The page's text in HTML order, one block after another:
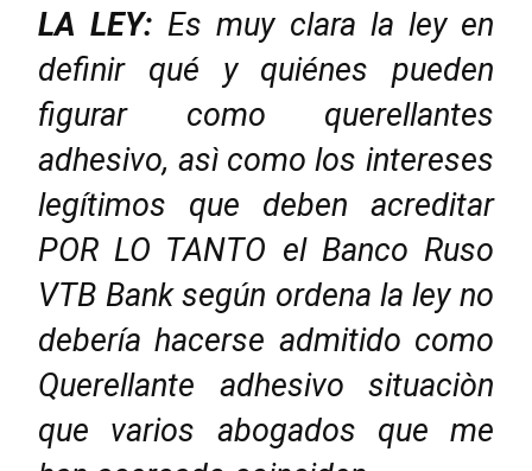
LA LEY: Es muy clara la ley en
definir qué y quiénes pueden
figurar como querellantes
adhesivo, asì como los intereses
legítimos que deben acreditar
POR LO TANTO el Banco Ruso
VTB Bank según ordena la ley no
debería hacerse admitido como
Querellante adhesivo situaciòn
que varios abogados que me